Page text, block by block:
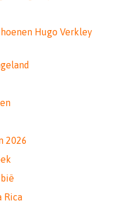
Hugo Verkley
2026
Rica